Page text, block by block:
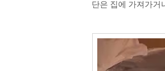
단은 집에 가져가거